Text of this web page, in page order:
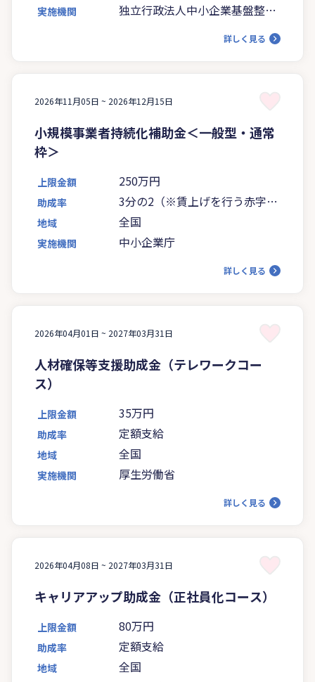
実施機関
独立行政法人中小企業基盤整備
詳しく見る
2026年11月05日 ~ 2026年12月15日
小規模事業者持続化補助金＜一般型・通常
枠＞
上限金額 250万円
助成率
3分の2（※賃上げを行う赤字事
業者は4分の3に引き上げ）
地域 全国
実施機関 中小企業庁
詳しく見る
2026年04月01日 ~ 2027年03月31日
人材確保等支援助成金（テレワークコー
ス）
上限金額 35万円
助成率 定額支給
地域 全国
実施機関 厚生労働省
詳しく見る
2026年04月08日 ~ 2027年03月31日
キャリアアップ助成金（正社員化コース）
上限金額 80万円
助成率 定額支給
地域 全国